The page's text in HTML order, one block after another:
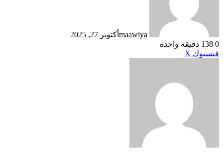
maawiya أكتوبر 27, 2025
0
دقيقة واحدة
فيسبوك X